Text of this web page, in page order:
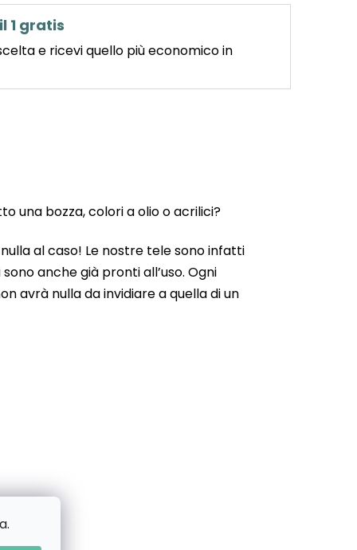
1 gratis
e ricevi quello più economico in
una bozza, colori a olio o acrilici?
al caso! Le nostre tele sono infatti
anche già pronti all’uso. Ogni
avrà nulla da invidiare a quella di un